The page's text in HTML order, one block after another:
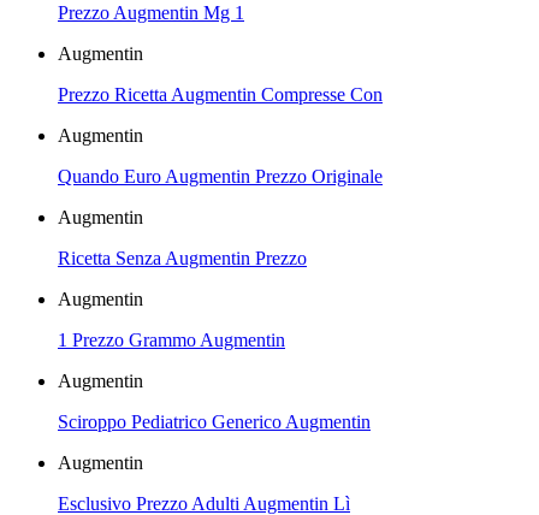
Prezzo Augmentin Mg 1
Augmentin
Prezzo Ricetta Augmentin Compresse Con
Augmentin
Quando Euro Augmentin Prezzo Originale
Augmentin
Ricetta Senza Augmentin Prezzo
Augmentin
1 Prezzo Grammo Augmentin
Augmentin
Sciroppo Pediatrico Generico Augmentin
Augmentin
Esclusivo Prezzo Adulti Augmentin Lì